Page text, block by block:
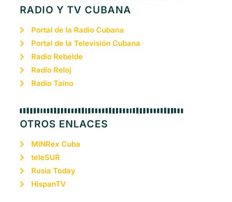
RADIO Y TV CUBANA
Portal de la Radio Cubana
Portal de la Televisión Cubana
Radio Rebelde
Radio Reloj
Radio Taíno
OTROS ENLACES
MINRex Cuba
teleSUR
Rusia Today
HispanTV